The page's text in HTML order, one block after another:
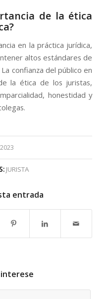
de la ética
en la práctica jurídica,
altos estándares de
confianza del público en
la ética de los juristas,
honestidad y
JURISTA
entrada